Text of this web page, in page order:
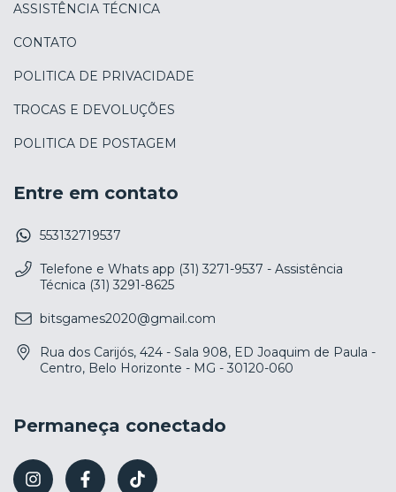
ASSISTÊNCIA TÉCNICA
CONTATO
POLITICA DE PRIVACIDADE
TROCAS E DEVOLUÇÕES
POLITICA DE POSTAGEM
Entre em contato
553132719537
Telefone e Whats app (31) 3271-9537 - Assistência
Técnica (31) 3291-8625
bitsgames2020@gmail.com
Rua dos Carijós, 424 - Sala 908, ED Joaquim de Paula -
Centro, Belo Horizonte - MG - 30120-060
Permaneça conectado